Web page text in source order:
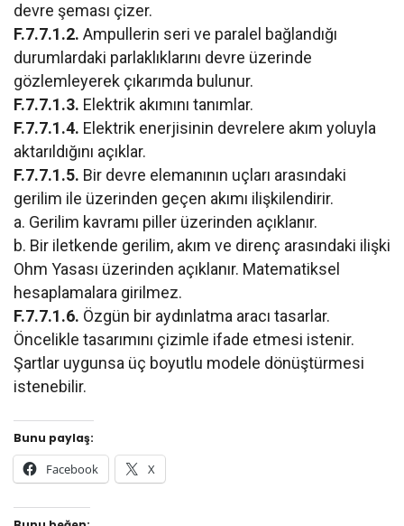
devre şeması çizer.
F.7.7.1.2. Ampullerin seri ve paralel bağlandığı
durumlardaki parlaklıklarını devre üzerinde
gözlemleyerek çıkarımda bulunur.
F.7.7.1.3. Elektrik akımını tanımlar.
F.7.7.1.4. Elektrik enerjisinin devrelere akım yoluyla
aktarıldığını açıklar.
F.7.7.1.5. Bir devre elemanının uçları arasındaki
gerilim ile üzerinden geçen akımı ilişkilendirir.
a. Gerilim kavramı piller üzerinden açıklanır.
b. Bir iletkende gerilim, akım ve direnç arasındaki ilişki
Ohm Yasası üzerinden açıklanır. Matematiksel
hesaplamalara girilmez.
F.7.7.1.6. Özgün bir aydınlatma aracı tasarlar.
Öncelikle tasarımını çizimle ifade etmesi istenir.
Şartlar uygunsa üç boyutlu modele dönüştürmesi
istenebilir.
Bunu paylaş:
Facebook X